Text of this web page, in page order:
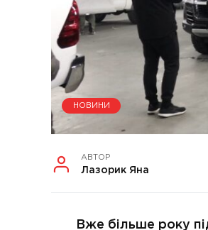
НОВИНИ
АВТОР
Лазорик Яна
Вже більше року